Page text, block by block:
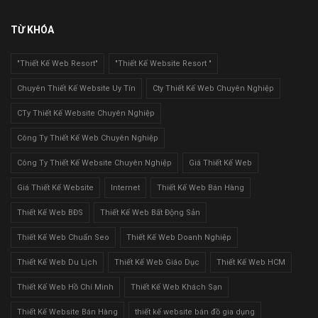
TỪ KHÓA
"Thiết Kế Web Resort" "Thiết Kế Website Resort "
Chuyên Thiết Kế Website Uy Tín Cty Thiết Kế Web Chuyên Nghiệp
CTy Thiết Kế Website Chuyên Nghiệp
Công Ty Thiết Kế Web Chuyên Nghiệp
Công Ty Thiết Kế Website Chuyên Nghiệp Giá Thiết Kế Web
Giá Thiết Kế Website Internet Thiết Kế Web Bán Hàng
Thiết Kế Web BĐS Thiết Kế Web Bất Động Sản
Thiết Kế Web Chuẩn Seo Thiết Kế Web Doanh Nghiệp
Thiết Kế Web Du Lịch Thiết Kế Web Giáo Dục Thiết Kế Web HCM
Thiết Kế Web Hồ Chí Minh Thiết Kế Web Khách Sạn
Thiết Kế Website Bán Hàng thiết kế website bán đồ gia dụng